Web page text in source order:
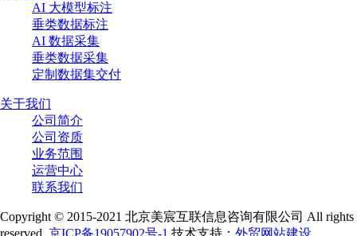
AI 大模型标注
垂类数据标注
AI 数据采集
垂类数据采集
定制数据集交付
关于我们
公司简介
公司资质
业务范围
运营中心
联系我们
Copyright © 2015-2021 北京美宸互联信息咨询有限公司 All rights